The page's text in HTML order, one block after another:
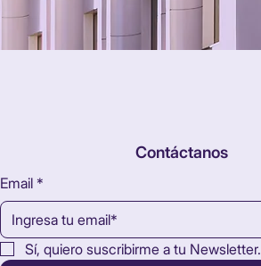
Contáctanos
Email *
Sí, quiero suscribirme a tu Newsletter.